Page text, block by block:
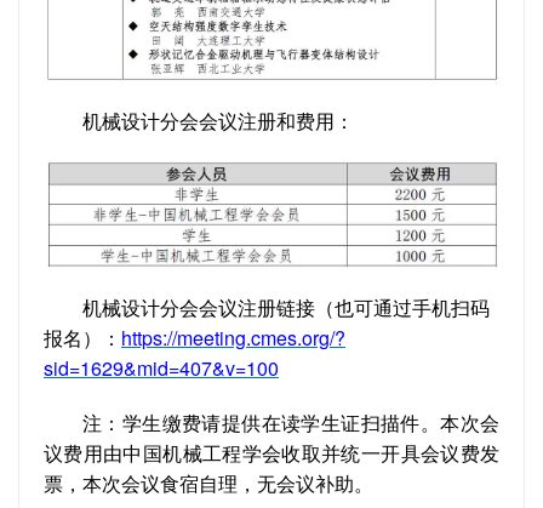
机械设计分会会议注册和费用：
机械设计分会会议注册链接（也可通过手机扫码
报名）： https://meeting.cmes.org/?
sid=1629&mid=407&v=100
注：学生缴费请提供在读学生证扫描件。本次会
议费用由中国机械工程学会收取并统一开具会议费发
票，本次会议食宿自理，无会议补助。